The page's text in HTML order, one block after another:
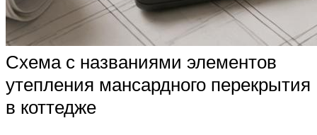
Схема с названиями элементов
утепления мансардного перекрытия
в коттедже